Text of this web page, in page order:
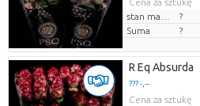
Cena za sztukę
?
Suma
?
R Eq Absurda
??? -,--
Cena za sztukę